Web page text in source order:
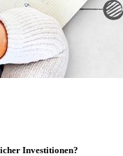
Investitionen?